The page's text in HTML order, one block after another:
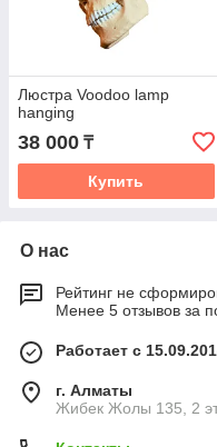
Люстра Voodoo lamp
hanging
38 000 ₸
Купить
О нас
Рейтинг не
Менее 5 отзывов за
Работает с
г. Алматы
Жибек Жолы 135, 2